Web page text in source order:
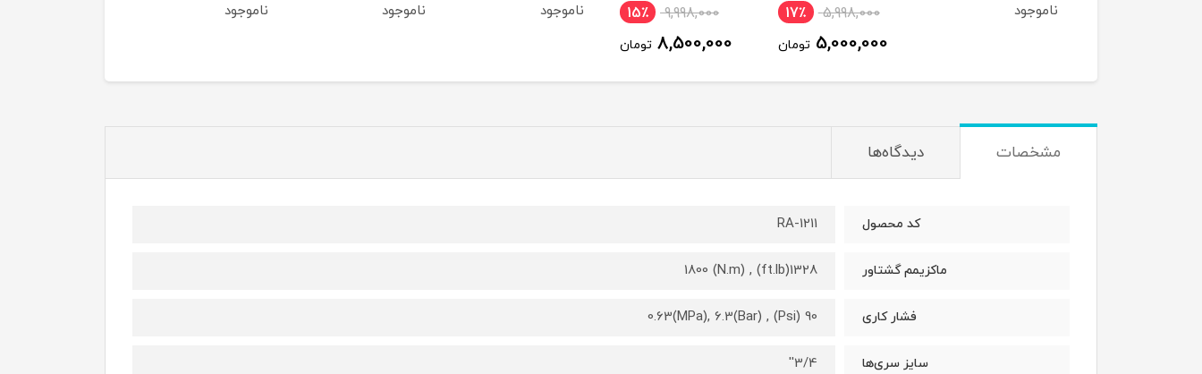
ناموجود 5,998,000 17٪
5,000,000 تومان
9,998,000 15٪
8,500,000 تومان
ناموجود ناموجود ناموجود
مشخصات دیدگاه‌ها
کد محصول RA-1211
ماکزیمم گشتاور 1328(ft.lb) , 1800 (N.m)
فشار کاری 90 (Psi) , 0.63(MPa), 6.3(Bar)
سایز سری‌ها 3/4''